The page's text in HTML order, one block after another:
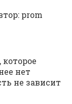
prom
нет
не зависит